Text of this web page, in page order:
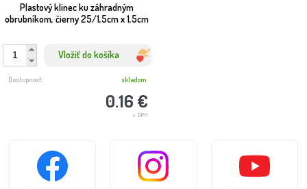
Plastový klinec ku záhradným
obrubníkom, čierny 25/1,5cm x 1,5cm
Vložiť do košíka
0.16 €
s DPH
Dostupnosť: skladom